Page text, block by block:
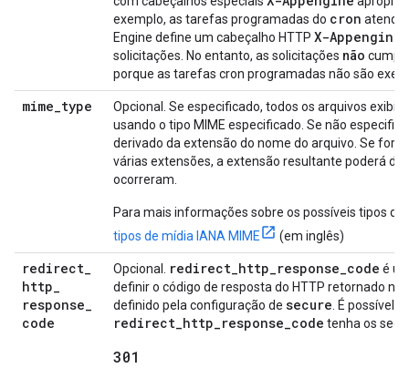
exemplo, as tarefas programadas do cron
Engine define um cabeçalho HTTP X-
solicitações. No entanto, as solicitações não
porque as tarefas cron programadas não são
mime_type
Opcional. Se especificado, todos os arquivos
usando o tipo MIME especificado. Se não
derivado da extensão do nome do arquivo. Se for
várias extensões, a extensão resultante poderá
ocorreram.
Para mais informações sobre os possíveis tipos
tipos de mídia IANA MIME
(em inglês)
redirect_
http_
response_
code
Opcional. redirect_http_response_code é
definir o código de resposta do HTTP retornado
definido pela configuração de secure . É possível
redirect_http_response_code tenha os
301